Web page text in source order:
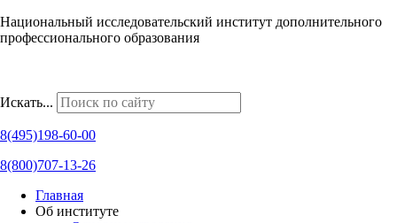
Национальный исследовательский институт дополнительного
профессионального образования
Искать...
8(495)198-60-00
8(800)707-13-26
Главная
Об институте